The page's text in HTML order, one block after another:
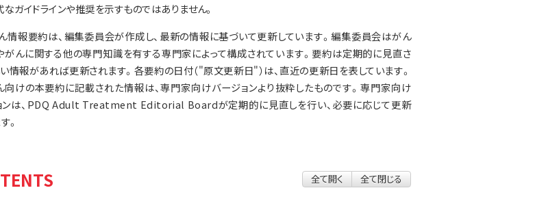
ガイドラインや推奨を示すものではありません。
情報要約は、編集委員会が作成し、最新の情報に基づいて更新しています。編集委員会はがん
がんに関する他の専門知識を有する専門家によって構成されています。要約は定期的に見直さ
い情報があれば更新されます。各要約の日付（"原文更新日"）は、直近の更新日を表しています。
向けの本要約に記載された情報は、専門家向けバージョンより抜粋したものです。専門家向け
ンは、PDQ Adult Treatment Editorial Boardが定期的に見直しを行い、必要に応じて更新
。
全て開く 全て閉じる